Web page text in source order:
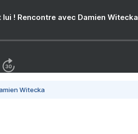
! Rencontre avec Damien Witecka
Witecka